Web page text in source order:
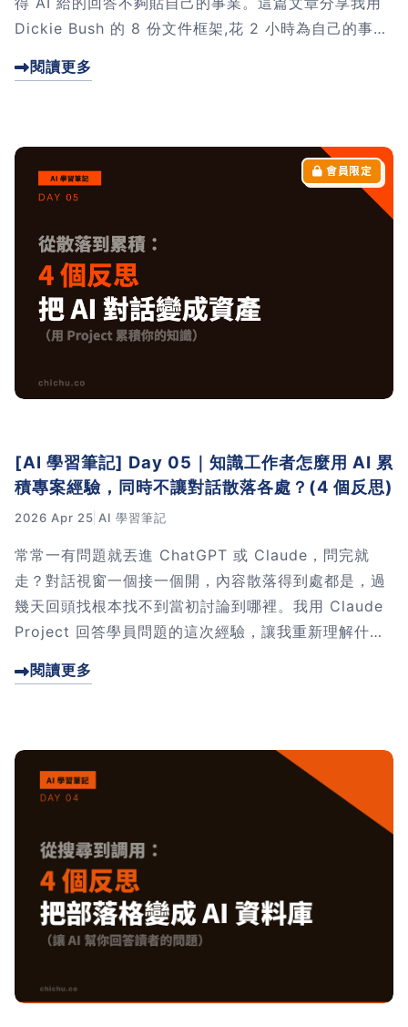
Dickie Bush 的 8 份文件框架,花 2 小時為自己的事業
變成懂我事業的合作夥伴。寫完還意外發現「一人公司
閱讀更多
[AI 學習筆記] Day 05｜知識工作者怎麼用 AI 累
積專案經驗，同時不讓對話散落各處？(4 個反思)
2026 Apr 25 AI 學習筆記
常常一有問題就丟進 ChatGPT 或 Claude，問完就
走？對話視窗一個接一個開，內容散落得到處都是，過
幾天回頭找根本找不到當初討論到哪裡。我用 Claude
Project 回答學員問題的這次經驗，讓我重新理解什麼
每一次對話都會變成自己的專案資產。點進來看 4 個反
閱讀更多